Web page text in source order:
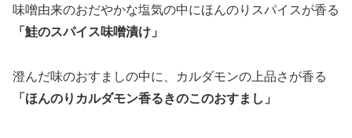
味噌由来のおだやかな塩気の中にほんのりスパイスが香る
「鮭のスパイス味噌漬け」
澄んだ味のおすましの中に、カルダモンの上品さが香る
「ほんのりカルダモン香るきのこのおすまし」